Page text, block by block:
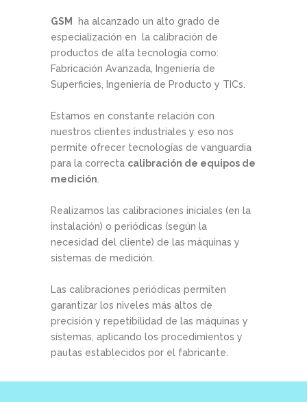
GSM
ha alcanzado un alto grado de
especialización en la calibración de
productos de alta tecnología como:
Fabricación Avanzada, Ingeniería de
Superficies, Ingeniería de Producto y TICs.
Estamos en constante relación con
nuestros clientes industriales y eso nos
permite ofrecer tecnologías de vanguardia
para la correcta calibración de equipos de
medición.
Realizamos las calibraciones iniciales (en la
instalación) o periódicas (según la
necesidad del cliente) de las máquinas y
sistemas de medición.
Las calibraciones periódicas permiten
garantizar los niveles más altos de
precisión y repetibilidad de las máquinas y
sistemas, aplicando los procedimientos y
pautas establecidos por el fabricante.